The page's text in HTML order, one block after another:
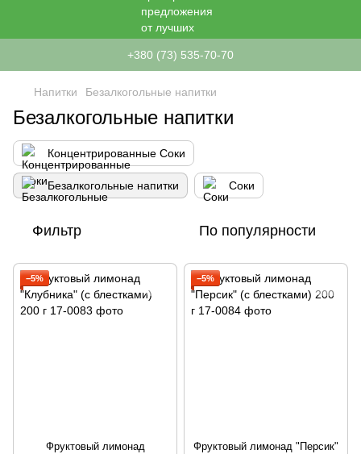
+380 (73) 535-70-70
Напитки Безалкогольные напитки
Безалкогольные напитки
Концентрированные Соки
Безалкогольные напитки Соки
Фильтр По популярности
−5%
Фруктовый лимонад
−5%
Фруктовый лимонад "Персик"